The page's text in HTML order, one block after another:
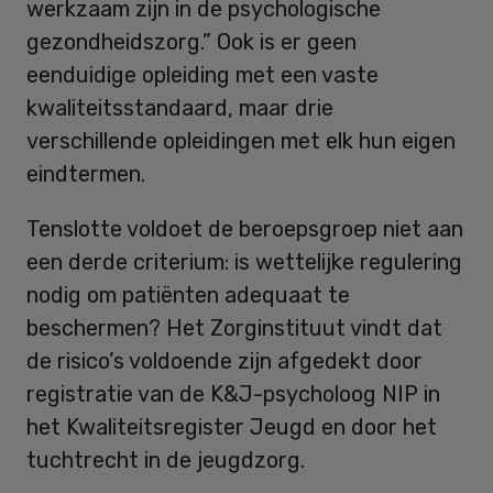
werkzaam zijn in de psychologische
gezondheidszorg.” Ook is er geen
eenduidige opleiding met een vaste
kwaliteitsstandaard, maar drie
verschillende opleidingen met elk hun eigen
eindtermen.
Tenslotte voldoet de beroepsgroep niet aan
een derde criterium: is wettelijke regulering
nodig om patiënten adequaat te
beschermen? Het Zorginstituut vindt dat
de risico’s voldoende zijn afgedekt door
registratie van de K&J-psycholoog NIP in
het Kwaliteitsregister Jeugd en door het
tuchtrecht in de jeugdzorg.